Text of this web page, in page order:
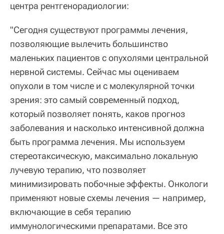
центра рентгенорадиологии:
"Сегодня существуют программы лечения,
позволяющие вылечить большинство
маленьких пациентов с опухолями центральной
нервной системы. Сейчас мы оцениваем
опухоли в том числе и с молекулярной точки
зрения: это самый современный подход,
который позволяет понять, каков прогноз
заболевания и насколько интенсивной должна
быть программа лечения. Мы используем
стереотаксическую, максимально локальную
лучевую терапию, что позволяет
минимизировать побочные эффекты. Онкологи
применяют новые схемы лечения — например,
включающие в себя терапию
иммунологическими препаратами. Все это